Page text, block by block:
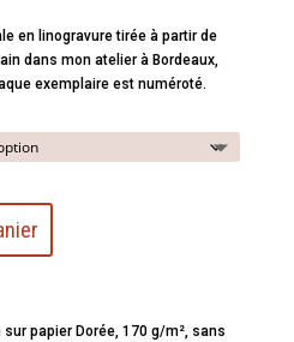
en linogravure tirée à partir de
dans mon atelier à Bordeaux,
exemplaire est numéroté.
papier Dorée, 170 g/m², sans